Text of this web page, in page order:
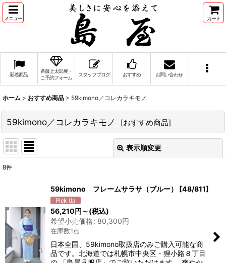
メニュー カート
新着商品
斉藤上太郎展・
ご予約フォーム
スタッフブログ おすすめ お問い合わせ
ホーム > おすすめ商品 > 59kimono／コレカラキモノ
59kimono／コレカラキモノ [おすすめ商品]
表示順変更
8件
59kimono フレームサラサ（ブルー） [48/811]
56,210円 ～(税込)
希望小売価格: 80,300円
在庫数1点
日本全国、59kimono取扱店のみご購入可能な商
品です。北海道では札幌市中央区・狸小路８丁目